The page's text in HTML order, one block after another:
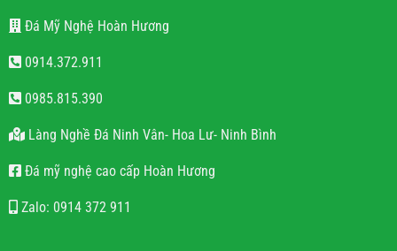
Đá Mỹ Nghệ Hoàn Hương
0914.372.911
0985.815.390
Làng Nghề Đá Ninh Vân- Hoa Lư- Ninh Bình
Đá mỹ nghệ cao cấp Hoàn Hương
Zalo: 0914 372 911